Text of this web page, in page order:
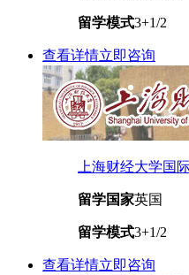
留学模式3+1/2
查看详情立即咨询
上海财经大学国
留学国家英国
留学模式3+1/2
查看详情立即咨询